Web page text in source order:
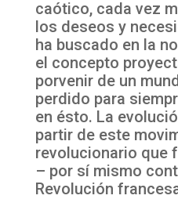
caótico, cada vez
los deseos y
ha buscado en la
el concepto
porvenir de un
perdido para
en ésto. La
partir de este
revolucionario que
– por sí mismo
Revolución